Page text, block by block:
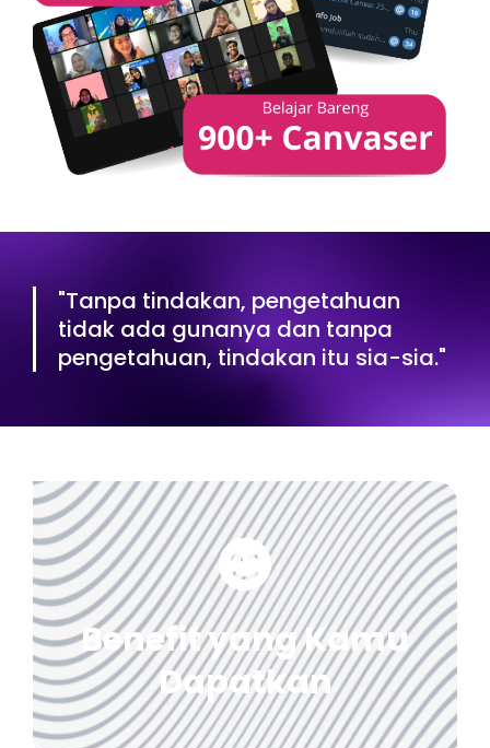
"Tanpa tindakan, pengetahuan
tidak ada gunanya dan tanpa
pengetahuan, tindakan itu sia-sia."
Benefit yang Kamu
Dapatkan